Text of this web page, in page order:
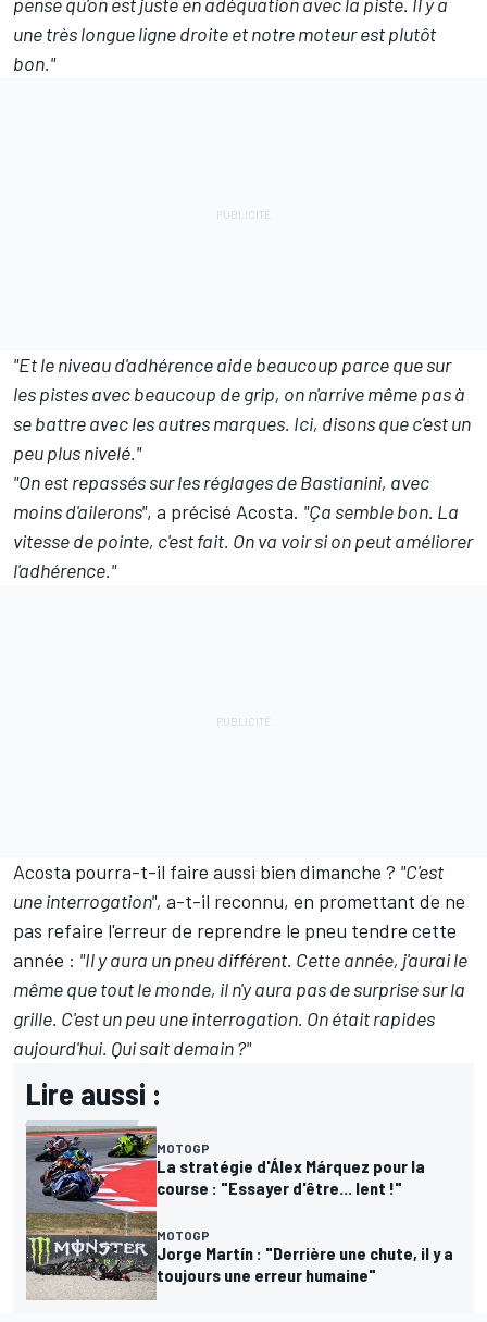
une très longue ligne droite et notre moteur est plutôt
bon."
"Et le niveau d'adhérence aide beaucoup parce que sur
les pistes avec beaucoup de grip, on n'arrive même pas à
se battre avec les autres marques. Ici, disons que c'est un
peu plus nivelé."
"On est repassés sur les réglages de Bastianini, avec
moins d'ailerons", a précisé Acosta. "Ça semble bon. La
vitesse de pointe, c'est fait. On va voir si on peut améliorer
l'adhérence."
Acosta pourra-t-il faire aussi bien dimanche ? "C'est
une interrogation", a-t-il reconnu, en promettant de ne
pas refaire l'erreur de reprendre le pneu tendre cette
année : "Il y aura un pneu différent. Cette année, j'aurai le
même que tout le monde, il n'y aura pas de surprise sur la
grille. C'est un peu une interrogation. On était rapides
aujourd'hui. Qui sait demain?"
Lire aussi :
MOTOGP
La stratégie d'Álex Márquez pour la
course : "Essayer d'être... lent !"
MOTOGP
Jorge Martín : "Derrière une chute, il y a
toujours une erreur humaine"